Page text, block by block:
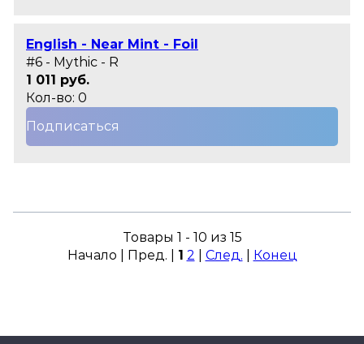
English - Near Mint - Foil
#6 - Mythic - R
1 011 руб.
Кол-во: 0
Подписаться
Товары 1 - 10 из 15
Начало | Пред. | 1 2 След. Конец